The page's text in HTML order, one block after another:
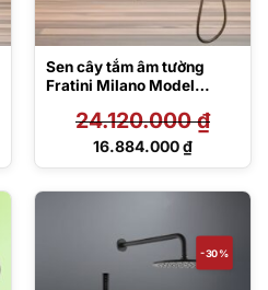
Sen cây tắm âm tường
Fratini Milano Model
24.120.000₫
Giá
24.120.000 ₫.
16.884.000₫
Giá
16.884.000 ₫.
-30%